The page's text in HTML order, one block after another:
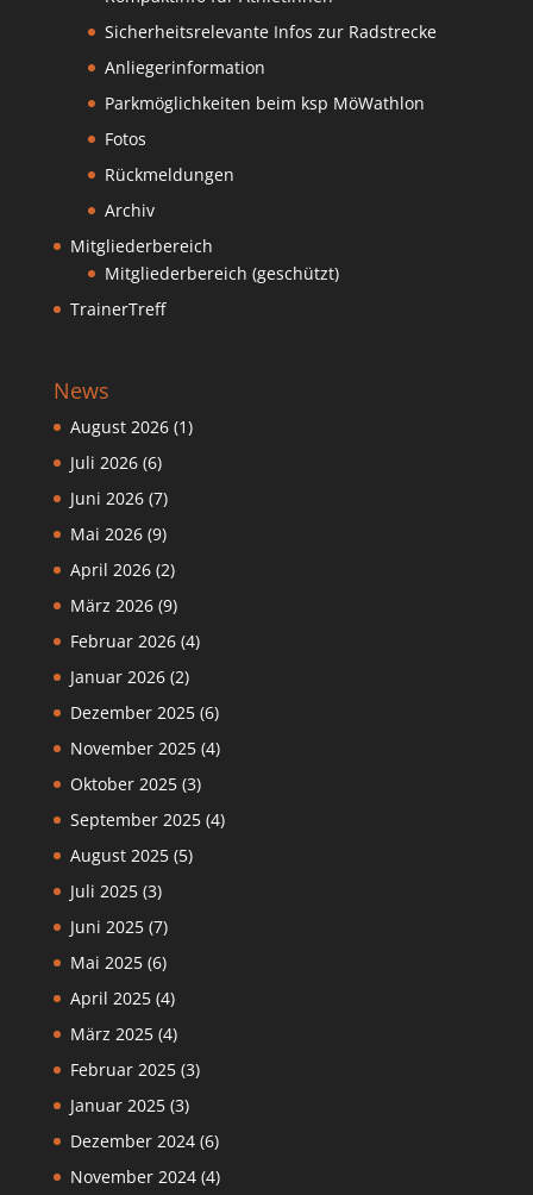
Sicherheitsrelevante Infos zur Radstrecke
Anliegerinformation
Parkmöglichkeiten beim ksp MöWathlon
Fotos
Rückmeldungen
Archiv
Mitgliederbereich
Mitgliederbereich (geschützt)
TrainerTreff
News
August 2026(1)
Juli 2026(6)
Juni 2026(7)
Mai 2026(9)
April 2026(2)
März 2026(9)
Februar 2026(4)
Januar 2026(2)
Dezember 2025(6)
November 2025(4)
Oktober 2025(3)
September 2025(4)
August 2025(5)
Juli 2025(3)
Juni 2025(7)
Mai 2025(6)
April 2025(4)
März 2025(4)
Februar 2025(3)
Januar 2025(3)
Dezember 2024(6)
November 2024(4)